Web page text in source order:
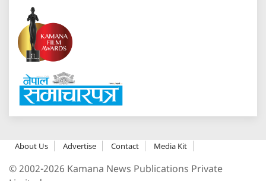
About Us Advertise Contact Media Kit
© 2002-2026 Kamana News Publications Private